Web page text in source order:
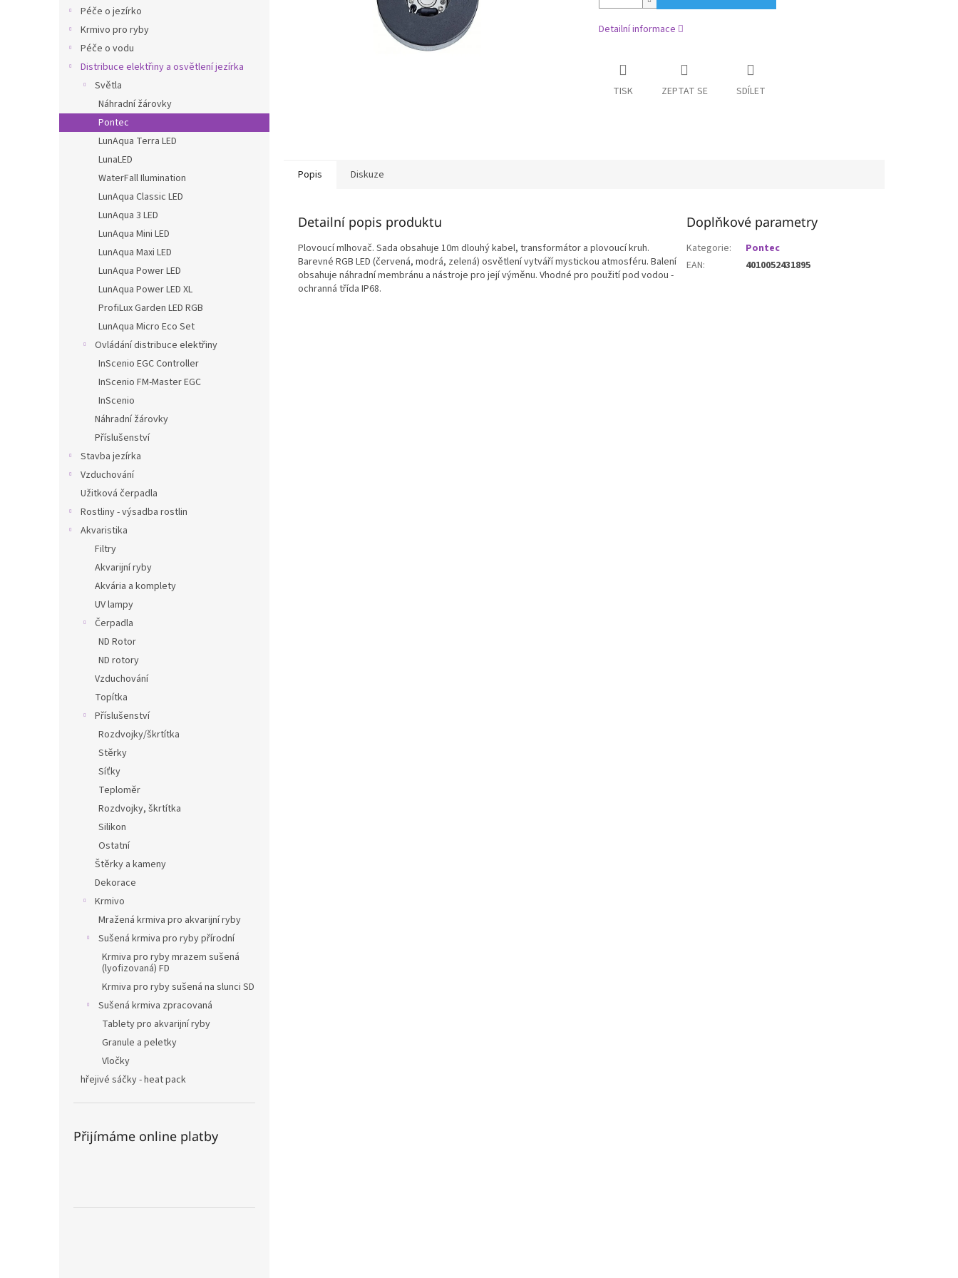
Péče o jezírko
Krmivo pro ryby
Péče o vodu
Distribuce elektřiny a osvětlení jezírka
Světla
Náhradní žárovky
Pontec
LunAqua Terra LED
LunaLED
WaterFall Ilumination
LunAqua Classic LED
LunAqua 3 LED
LunAqua Mini LED
LunAqua Maxi LED
LunAqua Power LED
LunAqua Power LED XL
ProfiLux Garden LED RGB
LunAqua Micro Eco Set
Ovládání distribuce elektřiny
InScenio EGC Controller
InScenio FM-Master EGC
InScenio
Náhradní žárovky
Příslušenství
Stavba jezírka
Vzduchování
Užitková čerpadla
Rostliny - výsadba rostlin
Akvaristika
Filtry
Akvarijní ryby
Akvária a komplety
UV lampy
Čerpadla
ND Rotor
ND rotory
Vzduchování
Topítka
Příslušenství
Rozdvojky/škrtítka
Stěrky
Síťky
Teploměr
Rozdvojky, škrtítka
Silikon
Ostatní
Štěrky a kameny
Dekorace
Krmivo
Mražená krmiva pro akvarijní ryby
Sušená krmiva pro ryby přírodní
Krmiva pro ryby mrazem sušená
(lyofizovaná) FD
Krmiva pro ryby sušená na slunci SD
Sušená krmiva zpracovaná
Tablety pro akvarijní ryby
Granule a peletky
Vločky
hřejivé sáčky - heat pack
Přijímáme online platby
Detailní informace
TISK ZEPTAT SE SDÍLET
Popis Diskuze
Detailní popis produktu
Plovoucí mlhovač. Sada obsahuje 10m dlouhý kabel, transformátor a plovoucí kruh.
Barevné RGB LED (červená, modrá, zelená) osvětlení vytváří mystickou atmosféru. Balení
obsahuje náhradní membránu a nástroje pro její výměnu. Vhodné pro použití pod vodou -
ochranná třída IP68.
Doplňkové parametry
Kategorie:
Pontec
EAN: 4010052431895